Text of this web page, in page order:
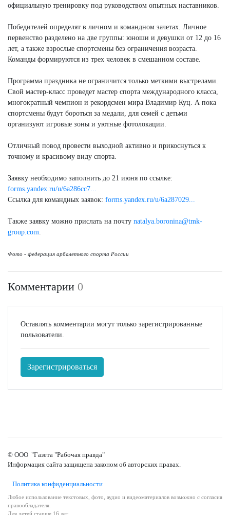
официальную тренировку под руководством опытных наставников.
Победителей определят в личном и командном зачетах. Личное
первенство разделено на две группы: юноши и девушки от 12 до 16
лет, а также взрослые спортсмены без ограничения возраста.
Команды формируются из трех человек в смешанном составе.
Программа праздника не ограничится только меткими выстрелами.
Свой мастер-класс проведет мастер спорта международного класса,
многократный чемпион и рекордсмен мира Владимир Куц. А пока
спортсмены будут бороться за медали, для семей с детьми
организуют игровые зоны и уютные фотолокации.
Отличный повод провести выходной активно и прикоснуться к
точному и красивому виду спорта.
Заявку необходимо заполнить до 21 июня по ссылке:
forms.yandex.ru/u/6a286cc7...
Ссылка для командных заявок: forms.yandex.ru/u/6a287029...
Также заявку можно прислать на почту natalya.boronina@tmk-
group.com.
Фото - федерация арбалетного спорта России
Комментарии 0
Оставлять комментарии могут только зарегистрированные
пользователи.
Зарегистрироваться
© ООО "Газета "Рабочая правда"
Информация сайта защищена законом об авторских правах.
Политика конфиденциальности
Любое использование текстовых, фото, аудио и видеоматериалов возможно с согласия
правообладателя.
Для детей старше 16 лет.